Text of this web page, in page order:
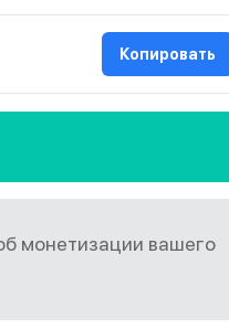
Копировать
монетизации вашего